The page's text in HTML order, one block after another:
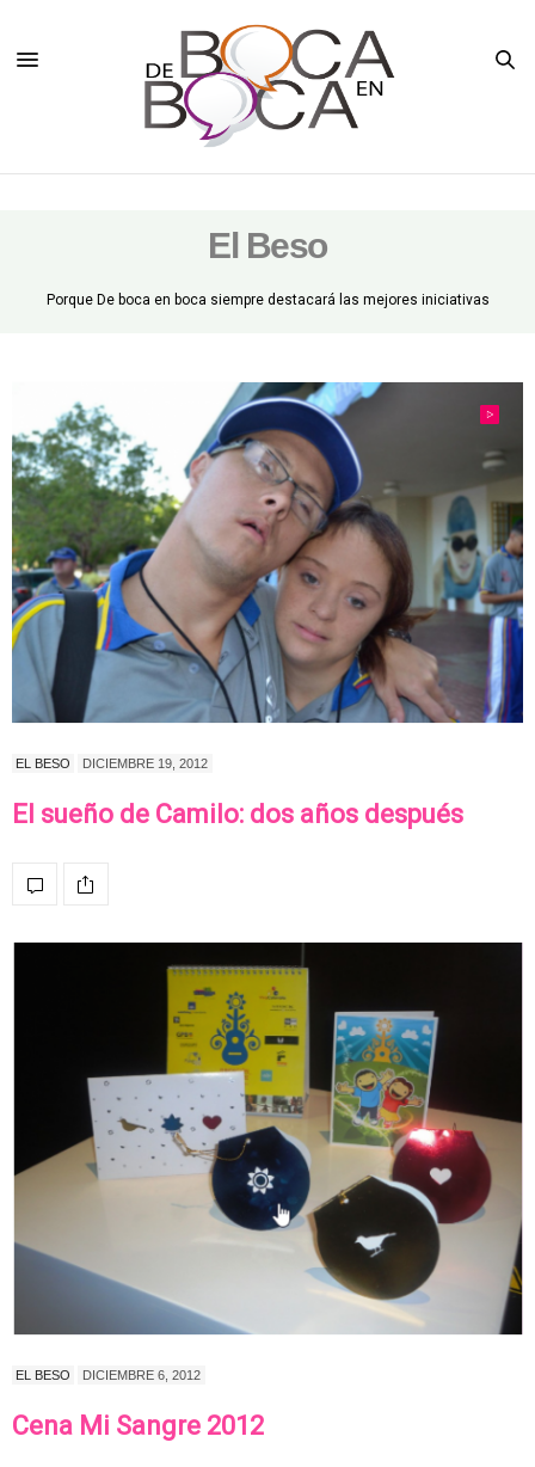
El Beso
Porque De boca en boca siempre destacará las mejores iniciativas
EL BESO DICIEMBRE 19, 2012
El sueño de Camilo: dos años después
EL BESO DICIEMBRE 6, 2012
Cena Mi Sangre 2012